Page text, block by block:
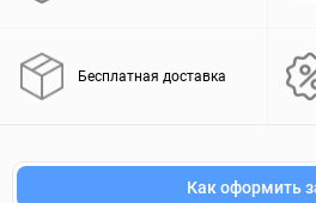
Бесплатная доставка
Как оформить